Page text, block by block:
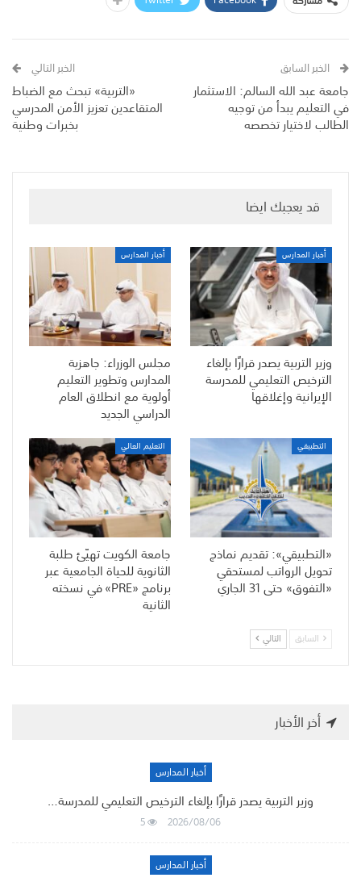
الخبر السابق
جامعة عبد الله السالم: الاستثمار
في التعليم يبدأ من توجيه
الطالب لاختيار تخصصه
الخبر التالي
«التربية» تبحث مع الضباط
المتقاعدين تعزيز الأمن المدرسي
بخبرات وطنية
قد يعجبك ايضا
أخبار المدارس
وزير التربية يصدر قرارًا بإلغاء
الترخيص التعليمي للمدرسة
الإيرانية وإغلاقها
أخبار المدارس
مجلس الوزراء: جاهزية
المدارس وتطوير التعليم
أولوية مع انطلاق العام
الدراسي الجديد
التطبيقي
«التطبيقي»: تقديم نماذج
تحويل الرواتب لمستحقي
«التفوق» حتى 31 الجاري
التعليم العالي
جامعة الكويت تهيّئ طلبة
الثانوية للحياة الجامعية عبر
برنامج «PRE» في نسخته
الثانية
السابق التالي
أخر الأخبار
أخبار المدارس
وزير التربية يصدر قرارًا بإلغاء الترخيص التعليمي للمدرسة…
2026/08/06
5
أخبار المدارس